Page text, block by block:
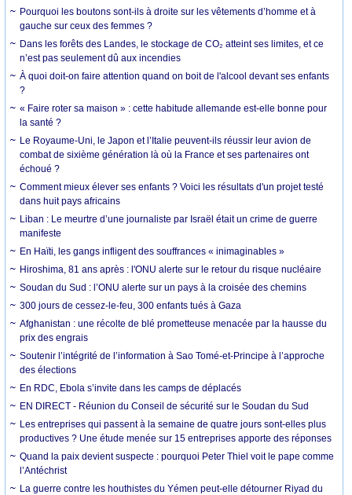
Pourquoi les boutons sont-ils à droite sur les vêtements d’homme et à
gauche sur ceux des femmes ?
Dans les forêts des Landes, le stockage de CO₂ atteint ses limites, et ce
n’est pas seulement dû aux incendies
À quoi doit-on faire attention quand on boit de l'alcool devant ses enfants
?
« Faire roter sa maison » : cette habitude allemande est-elle bonne pour
la santé ?
Le Royaume-Uni, le Japon et l’Italie peuvent-ils réussir leur avion de
combat de sixième génération là où la France et ses partenaires ont
échoué ?
Comment mieux élever ses enfants ? Voici les résultats d'un projet testé
dans huit pays africains
Liban : Le meurtre d’une journaliste par Israël était un crime de guerre
manifeste
En Haïti, les gangs infligent des souffrances « inimaginables »
Hiroshima, 81 ans après : l'ONU alerte sur le retour du risque nucléaire
Soudan du Sud : l’ONU alerte sur un pays à la croisée des chemins
300 jours de cessez-le-feu, 300 enfants tués à Gaza
Afghanistan : une récolte de blé prometteuse menacée par la hausse du
prix des engrais
Soutenir l’intégrité de l’information à Sao Tomé-et-Principe à l’approche
des élections
En RDC, Ebola s’invite dans les camps de déplacés
EN DIRECT - Réunion du Conseil de sécurité sur le Soudan du Sud
Les entreprises qui passent à la semaine de quatre jours sont-elles plus
productives ? Une étude menée sur 15 entreprises apporte des réponses
Quand la paix devient suspecte : pourquoi Peter Thiel voit le pape comme
l’Antéchrist
La guerre contre les houthistes du Yémen peut-elle détourner Riyad du